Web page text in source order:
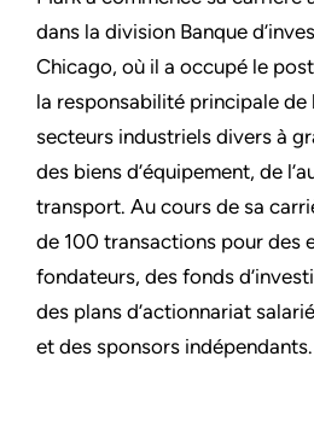
dans la division Banque
Chicago, où il a occupé le
la responsabilité principale
secteurs industriels divers à
des biens d’équipement, de
transport. Au cours de sa
de 100 transactions pour des
fondateurs, des fonds
des plans d’actionnariat
et des sponsors indépendants.